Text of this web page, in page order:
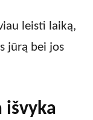
leisti laiką,
jūrą bei jos
išvyka